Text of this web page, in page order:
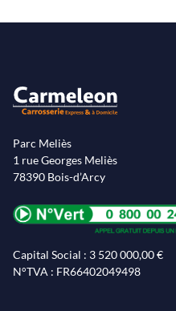
Parc Meliès
1 rue Georges Meliès
78390 Bois-d’Arcy
Capital Social : 3 520 000,00 €
N°TVA : FR66402049498